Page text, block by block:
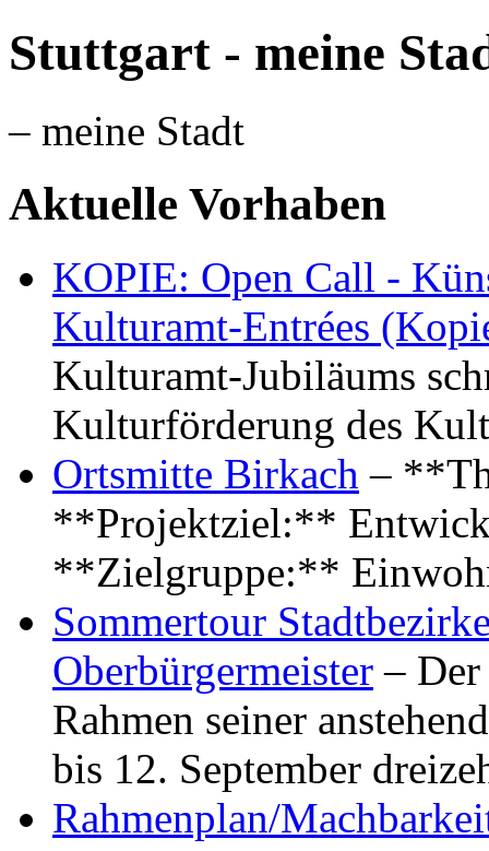
Stuttgart - meine
– meine Stadt
Aktuelle Vorhaben
KOPIE: Open Call -
Kulturamt-Entrées
Kulturamt-Jubiläums
Kulturförderung des
Ortsmitte Birkach –
**Projektziel:**
**Zielgruppe:**
Sommertour
Oberbürgermeister –
Rahmen seiner
bis 12. September
Rahmenplan/